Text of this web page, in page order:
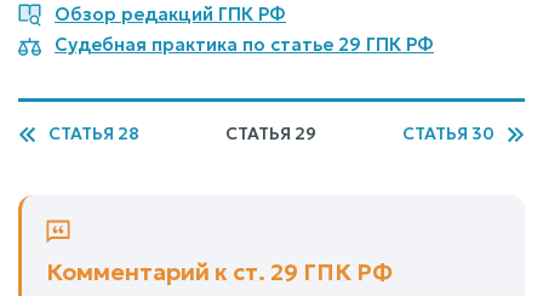
Обзор редакций ГПК РФ
Судебная практика по статье 29 ГПК РФ
СТАТЬЯ 28 СТАТЬЯ 29 СТАТЬЯ 30
Комментарий к ст. 29 ГПК РФ